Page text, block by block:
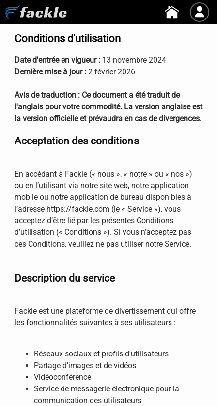
Conditions d'utilisation
Date d'entrée en vigueur : 13 novembre 2024
Dernière mise à jour : 2 février 2026
Avis de traduction : Ce document a été traduit de
l'anglais pour votre commodité. La version anglaiseest
la version officielle et prévaudra en cas de divergences.
Acceptation des conditions
En accédant à Fackle (« nous », « notre » ou « nos »)
ou en l’utilisant via notre site web, notre application
mobile ou notre application de bureau disponibles à
l’adresse https://fackle.com (le « Service »), vous
acceptez d’être lié par les présentes Conditions
d’utilisation (« Conditions »). Si vous n’acceptez pas
ces Conditions, veuillez ne pas utiliser notre Service.
Description du service
Fackle est une plateforme de divertissement qui offre
les fonctionnalités suivantes à ses utilisateurs :
Réseaux sociaux et profils d'utilisateurs
Partage d'images et de vidéos
Vidéoconférence
Service de messagerie électronique pour la
communication des utilisateurs